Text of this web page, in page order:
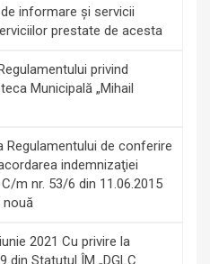
informare și servicii
prestate de acesta
privind
Municipală „Mihail
Regulamentului de conferire
indemnizaţiei
m nr. 53/6 din 11.06.2015
nouă
2021 Cu privire la
din Statutul ÎM „DGLC